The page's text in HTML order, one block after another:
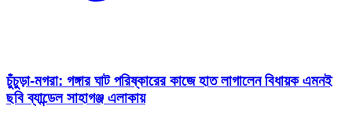
চুঁচুড়া-মগরা: গঙ্গার ঘাট পরিষ্কারের কাজে হাত লাগালেন বিধায়ক এমনই
ছবি ব্যান্ডেল সাহাগঞ্জ এলাকায়